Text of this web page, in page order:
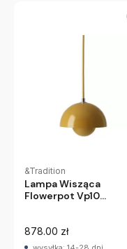
&Tradition
Lampa Wisząca
Flowerpot Vp10
878.00 zł